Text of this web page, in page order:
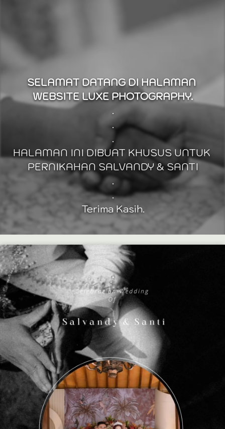
SELAMAT DATANG DI HALAMAN
WEBSITE LUXE PHOTOGRAPHY.
.
.
.
HALAMAN INI DIBUAT KHUSUS UNTUK
PERNIKAHAN SALVANDY & SANTI
.
.
Terima Kasih.